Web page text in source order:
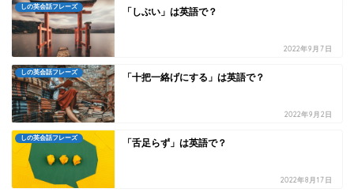
しの英会話フレーズ 「しぶい」は英語で？
2022年9月7日
しの英会話フレーズ 「十把一絡げにする」は英語で？
2022年9月2日
しの英会話フレーズ 「舌足らず」は英語で？
2022年8月17日